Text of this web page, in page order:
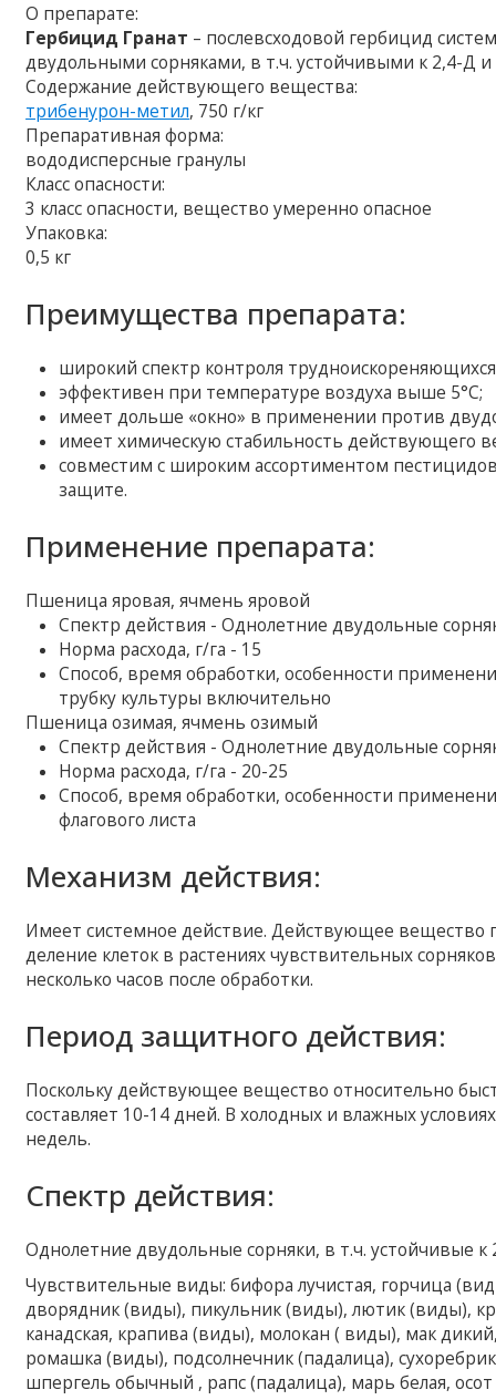
О препарате:
Гербицид Гранат – послевсходовой гербицид
двудольными сорняками, в т.ч. устойчивыми к 2,4-Д
Содержание действующего вещества:
трибенурон-метил, 750 г/кг
Препаративная форма:
вододисперсные гранулы
Класс опасности:
3 класс опасности, вещество умеренно опасное
Упаковка:
0,5 кг
Преимущества препарата:
широкий спектр контроля
эффективен при температуре воздуха выше 5°С;
имеет дольше «окно» в применении против
имеет химическую стабильность действующего
совместим с широким ассортиментом
защите.
Применение препарата:
Пшеница яровая, ячмень яровой
Спектр действия - Однолетние двудольные
Норма расхода, г/га - 15
Способ, время обработки, особенности
трубку культуры включительно
Пшеница озимая, ячмень озимый
Спектр действия - Однолетние двудольные
Норма расхода, г/га - 20-25
Способ, время обработки, особенности
флагового листа
Механизм действия:
Имеет системное действие. Действующее вещество
деление клеток в растениях чувствительных
несколько часов после обработки.
Период защитного действия:
Поскольку действующее вещество относительно
составляет 10-14 дней. В холодных и влажных
недель.
Спектр действия:
Однолетние двудольные сорняки, в т.ч. устойчивые
Чувствительные виды: бифора лучистая, горчица
дворядник (виды), пикульник (виды), лютик (виды),
канадская, крапива (виды), молокан ( виды), мак
ромашка (виды), подсолнечник (падалица),
шпергель обычный , рапс (падалица), марь белая,